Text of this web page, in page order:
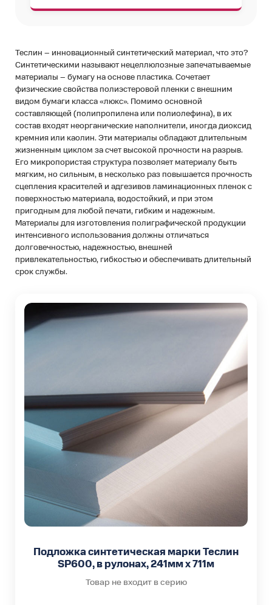
Теслин – инновационный синтетический материал, что это?
Синтетическими называют нецеллюлозные запечатываемые
материалы – бумагу на основе пластика. Сочетает
физические свойства полиэстеровой пленки с внешним
видом бумаги класса «люкс». Помимо основной
составляющей (полипропилена или полиолефина), в их
состав входят неорганические наполнители, иногда диоксид
кремния или каолин. Эти материалы обладают длительным
жизненным циклом за счет высокой прочности на разрыв.
Его микропористая структура позволяет материалу быть
мягким, но сильным, в несколько раз повышается прочность
сцепления красителей и адгезивов ламинационных пленок с
поверхностью материала, водостойкий, и при этом
пригодным для любой печати, гибким и надежным.
Материалы для изготовления полиграфической продукции
интенсивного использования должны отличаться
долговечностью, надежностью, внешней
привлекательностью, гибкостью и обеспечивать длительный
срок службы.
Подложка синтетическая марки Теслин
SP600, в рулонах, 241мм х 711м
Товар не входит в серию